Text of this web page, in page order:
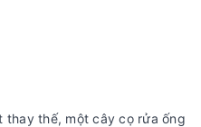
thay thế, một cây cọ rửa ống